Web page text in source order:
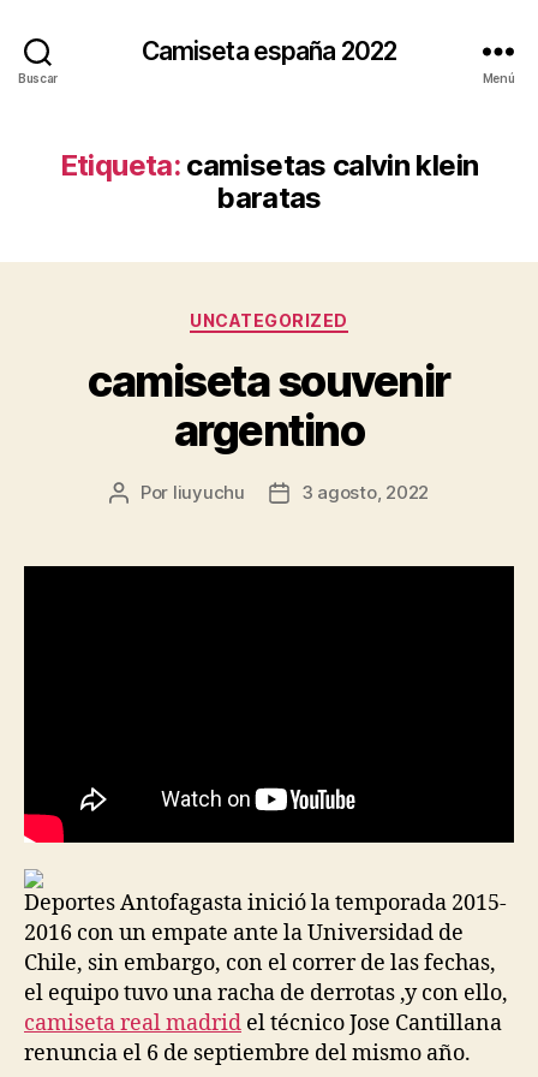
Buscar
Camiseta españa 2022
Menú
Etiqueta: camisetas calvin klein
baratas
Categorías
UNCATEGORIZED
camiseta souvenir
argentino
Autor
entrada
Por liuyuchu
Fecha
entrada
3 agosto, 2022
Deportes Antofagasta inició la temporada 2015-
2016 con un empate ante la Universidad de
Chile, sin embargo, con el correr de las fechas,
el equipo tuvo una racha de derrotas ,y con ello,
camiseta real madrid el técnico Jose Cantillana
renuncia el 6 de septiembre del mismo año.